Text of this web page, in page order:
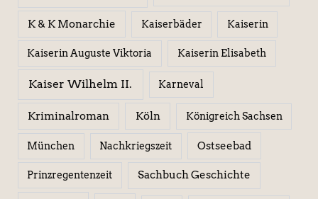
K & K Monarchie Kaiserbäder Kaiserin
Kaiserin Auguste Viktoria Kaiserin Elisabeth
Kaiser Wilhelm II. Karneval
Kriminalroman Köln Königreich Sachsen
München Nachkriegszeit Ostseebad
Prinzregentenzeit Sachbuch Geschichte